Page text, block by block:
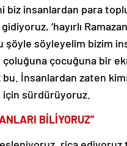
biz insanlardan para
‘hayırlı
söyleyelim bizim
çoluğuna çocuğuna bir
bu. İnsanlardan zaten
için sürdürüyoruz.
BİLİYORUZ”